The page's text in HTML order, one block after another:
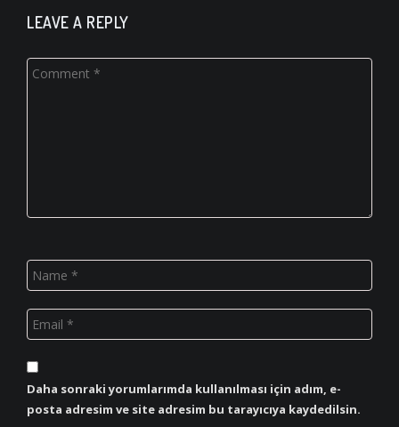
LEAVE A REPLY
Daha sonraki yorumlarımda kullanılması için adım, e-
posta adresim ve site adresim bu tarayıcıya kaydedilsin.